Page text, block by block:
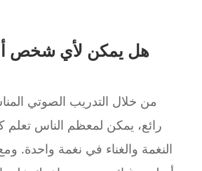
هل يمكن لأي شخص
من خلال التدريب الصوتي
رائع، يمكن لمعظم الناس تعلم
النغمة والغناء في نغمة واحدة.